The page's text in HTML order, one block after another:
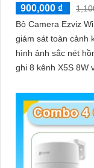
900,000 ₫
Bộ Camera Ezviz
giám sát toàn cảnh
hình ảnh sắc nét
ghi 8 kênh X5S 8W